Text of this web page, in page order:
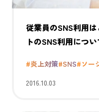
従業員のSNS利用
トのSNS利用につ
#炎上対策#SNS#ソー
2016.10.03